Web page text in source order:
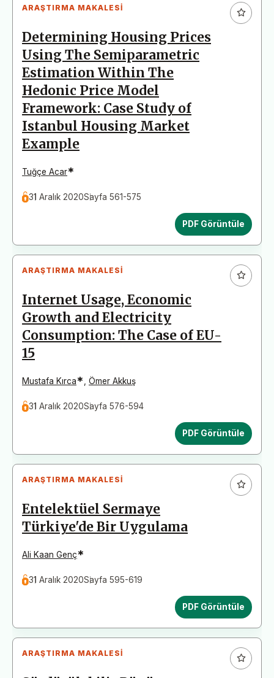
ARAŞTIRMA MAKALESI
Determining Housing Prices
Using The Semiparametric
Estimation Within The
Hedonic Price Model
Framework: Case Study of
Istanbul Housing Market
Example
Tuğçe Acar*
31 Aralık 2020Sayfa 561-575
PDF Görüntüle
ARAŞTIRMA MAKALESI
Internet Usage, Economic
Growth and Electricity
Consumption: The Case of EU-
15
Mustafa Kırca* Ömer Akkuş
31 Aralık 2020Sayfa 576-594
PDF Görüntüle
ARAŞTIRMA MAKALESI
Entelektüel Sermaye
Türkiye'de Bir Uygulama
Ali Kaan Genç*
31 Aralık 2020Sayfa 595-619
PDF Görüntüle
ARAŞTIRMA MAKALESI